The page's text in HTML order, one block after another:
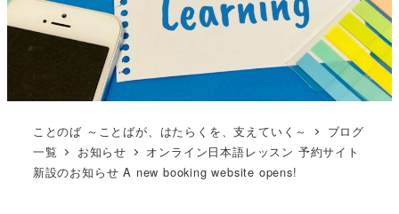
ことのば ～ことばが、はたらくを、支えていく～
ブログ
一覧
お知らせ
オンライン日本語レッスン 予約サイト
新設のお知らせ A new booking website opens!